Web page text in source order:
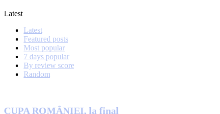
Latest
Latest
Featured posts
Most popular
7 days popular
By review score
Random
CUPA ROMÂNIEI, la final